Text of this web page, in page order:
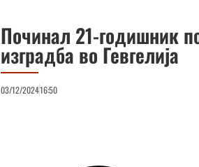
Починал 21-годишник
изградба во Гевгелија
03/12/202416:50